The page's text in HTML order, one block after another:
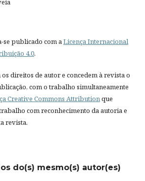
se publicado com aLicença Internacional
4.0.
direitos de autor e concedem à revista o
com o trabalho simultaneamente
Creative Commons Attributionque
com reconhecimento da autoria e
revista.
do(s) mesmo(s) autor(es)